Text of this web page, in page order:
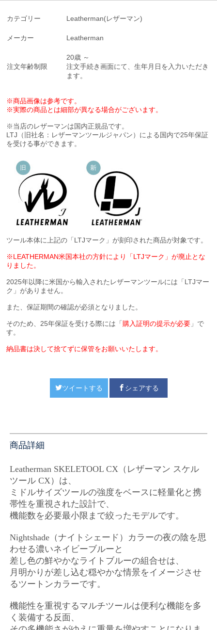
カテゴリー Leatherman(レザーマン)
メーカー Leatherman
注文年齢制限
20歳 ～
注文手続き画面にて、生年月日を入力いただき
ます。
※商品画像は参考です。
※実際の商品とは細部が異なる場合がございます。
※当店のレザーマンは国内正規品です。
LTJ（旧社名：レザーマンツールジャパン）による国内で25年保証
を受ける事ができます。
ツール本体に上記の「LTJマーク」が刻印された商品が対象です。
※LEATHERMAN米国本社の方針により「LTJマーク」が廃止とな
りました。
2025年以降に米国から輸入されたレザーマンツールには「LTJマー
ク」がありません。
また、保証期間の確認が必須となりました。
そのため、25年保証を受ける際には「 購入証明の提示が必要 」で
す。
納品書は決して捨てずに保管をお願いいたします。
ツイートする シェアする
商品詳細
Leatherman SKELETOOL CX（レザーマン スケル
ツール CX）は、
ミドルサイズツールの強度をベースに軽量化と携
帯性を重視された設計で、
機能数を必要最小限まで絞ったモデルです。
Nightshade（ナイトシェード）カラーの夜の陰を思
わせる濃いネイビーブルーと
差し色の鮮やかなライトブルーの組合せは、
月明かりが差し込む穏やかな情景をイメージさせ
るツートンカラーです。
機能性を重視するマルチツールは便利な機能を多
く装備する反面、